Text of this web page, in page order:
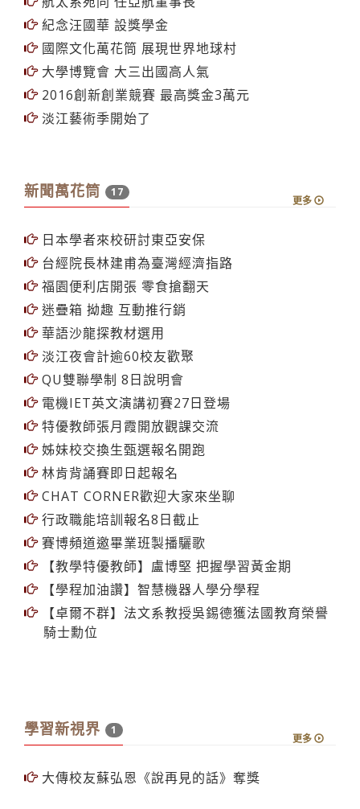
紀念汪國華 設獎學金
國際文化萬花筒 展現世界地球村
大學博覽會 大三出國高人氣
2016創新創業競賽 最高獎金3萬元
淡江藝術季開始了
新聞萬花筒 17
更多
日本學者來校研討東亞安保
台經院長林建甫為臺灣經濟指路
福園便利店開張 零食搶翻天
迷疊箱 拗趣 互動推行銷
華語沙龍探教材選用
淡江夜會計逾60校友歡聚
QU雙聯學制 8日說明會
電機IET英文演講初賽27日登場
特優教師張月霞開放觀課交流
姊妹校交換生甄選報名開跑
林肯背誦賽即日起報名
CHAT CORNER歡迎大家來坐聊
行政職能培訓報名8日截止
賽博頻道邀畢業班製播驪歌
【教學特優教師】盧博堅 把握學習黃金期
【學程加油讚】智慧機器人學分學程
【卓爾不群】法文系教授吳錫德獲法國教育榮譽
騎士勳位
學習新視界 1
更多
大傳校友蘇弘恩《說再見的話》奪獎